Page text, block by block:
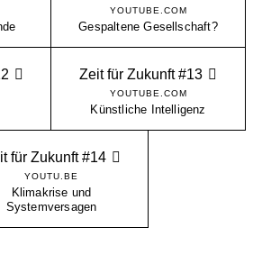
YOUTUBE.COM
Gespaltene Gesellschaft?
Zeit für Zukunft #13
YOUTUBE.COM
Künstliche Intelligenz
für Zukunft #14
YOUTU.BE
Klimakrise und
Systemversagen